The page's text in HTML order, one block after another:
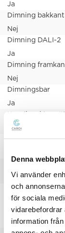
Denna
Vi använder
och
för sociala
vidarebefordrar
information
Ja
Dimning
Nej
Dimning DALI-2
Ja
Dimning
Nej
Dimningsbar
Ja
IP20
Skyddsklass (IEC
Utbytbart drivdon
Ja
UTFÖRANDE
Antal poler